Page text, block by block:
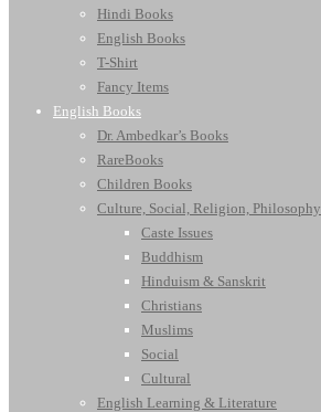
Hindi Books
English Books
T-Shirt
Fancy Items
English Books
Dr. Ambedkar’s Books
RareBooks
Children Books
Culture, Social, Religion, Philosophy
Caste Issues
Buddhism
Hinduism & Sanskrit
Christians
Muslims
Social
Cultural
English Learning & Literature